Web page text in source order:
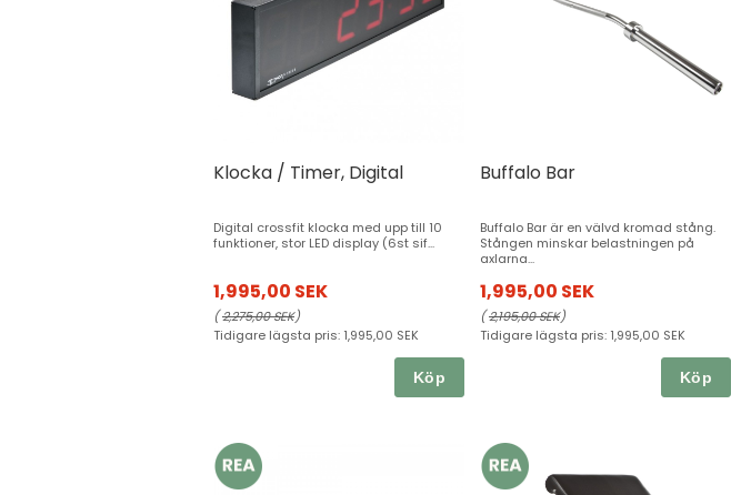
Klocka / Timer, Digital
Digital crossfit klocka med upp till 10
funktioner, stor LED display (6st sif...
1,995,00 SEK
(2,275,00 SEK)
Tidigare lägsta pris: 1,995,00 SEK
Köp
Buffalo Bar
Buffalo Bar är en välvd kromad stång.
Stången minskar belastningen på
axlarna...
1,995,00 SEK
(2,195,00 SEK)
Tidigare lägsta pris: 1,995,00 SEK
Köp